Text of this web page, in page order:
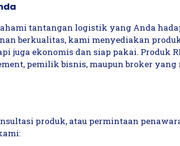
tantangan logistik yang Anda
berkualitas, kami menyediakan
juga ekonomis dan siap pakai. Produk
pemilik bisnis, maupun broker
produk, atau permintaan